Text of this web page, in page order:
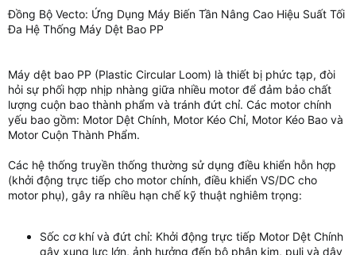
Đồng Bộ Vecto: Ứng Dụng Máy Biến Tần Nâng Cao Hiệu Suất Tối
Đa Hệ Thống Máy Dệt Bao PP
Máy dệt bao PP (Plastic Circular Loom) là thiết bị phức tạp, đòi
hỏi sự phối hợp nhịp nhàng giữa nhiều motor để đảm bảo chất
lượng cuộn bao thành phẩm và tránh đứt chỉ. Các motor chính
yếu bao gồm: Motor Dệt Chính, Motor Kéo Chỉ, Motor Kéo Bao và
Motor Cuộn Thành Phẩm.
Các hệ thống truyền thống thường sử dụng điều khiển hỗn hợp
(khởi động trực tiếp cho motor chính, điều khiển VS/DC cho
motor phụ), gây ra nhiều hạn chế kỹ thuật nghiêm trọng:
Sốc cơ khí và đứt chỉ: Khởi động trực tiếp Motor Dệt Chính
gây xung lực lớn, ảnh hưởng đến bộ phận kim, puli và dây